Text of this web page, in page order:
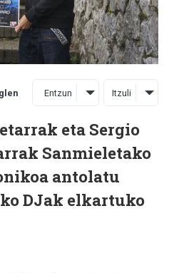
Entzun Itzuli
eta Sergio
Sanmieletako
antolatu
DJak elkartuko